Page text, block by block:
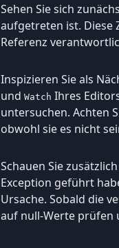
Sehen Sie sich
aufgetreten ist. Diese
Referenz
Inspizieren Sie als
und Watch Ihres
untersuchen. Achten
obwohl sie es nicht
Schauen Sie
Exception geführt
Ursache. Sobald die
auf null-Werte prüfen